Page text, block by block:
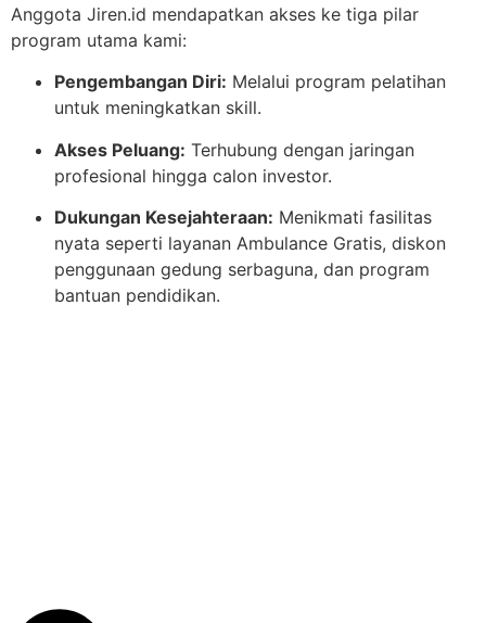
Anggota Jiren.id mendapatkan akses ke tiga pilar
program utama kami:
Pengembangan Diri: Melalui program pelatihan
untuk meningkatkan skill.
Akses Peluang: Terhubung dengan jaringan
profesional hingga calon investor.
Dukungan Kesejahteraan: Menikmati fasilitas
nyata seperti layanan Ambulance Gratis, diskon
penggunaan gedung serbaguna, dan program
bantuan pendidikan.